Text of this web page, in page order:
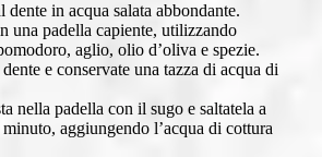
dente in acqua salata abbondante.
una padella capiente, utilizzando
aglio, olio d’oliva e spezie.
e conservate una tazza di acqua di
nella padella con il sugo e saltatela a
aggiungendo l’acqua di cottura